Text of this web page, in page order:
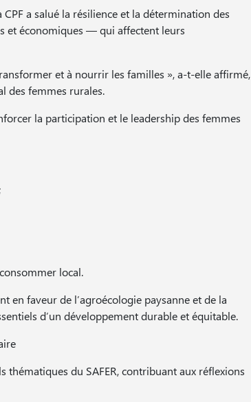
a salué la résilience et la détermination des
et économiques — qui affectent leurs
et à nourrir les familles », a-t-elle affirmé,
des femmes rurales.
la participation et le leadership des femmes
local.
en faveur de l’agroécologie paysanne et de la
d’un développement durable et équitable.
thématiques du SAFER, contribuant aux réflexions